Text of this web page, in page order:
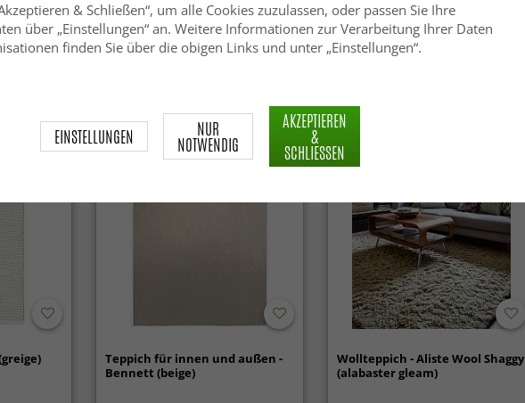
Hochflorteppiche - Monti
(offwhite)
Wollteppich - Hamilton (Deep
Taupe)
Teppich für innen und außen -
Bennett (beige)
Wollteppich - Aliste Wool Shaggy
(alabaster gleam)
& Schließen“, um alle Cookies zuzulassen, oder passen Sie Ihre
über „Einstellungen“ an. Weitere Informationen zur Verarbeitung Ihrer Daten
finden Sie über die obigen Links und unter „Einstellungen“.
EINSTELLUNGEN NUR
NOTWENDIG
AKZEPTIEREN
&
SCHLIESSEN